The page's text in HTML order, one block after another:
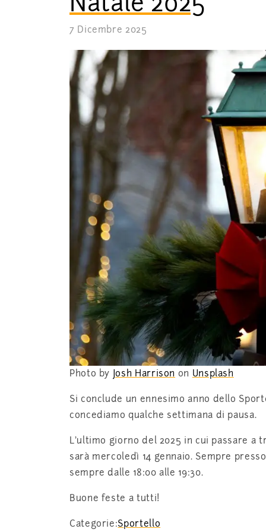
7 Dicembre 2025
Photo by Josh Harrison on Unsplash
Si conclude un ennesimo anno dello
concediamo qualche settimana di pausa.
L’ultimo giorno del 2025 in cui passare
sarà mercoledì 14 gennaio. Sempre
sempre dalle 18:00 alle 19:30.
Buone feste a tutti!
Categorie:Sportello